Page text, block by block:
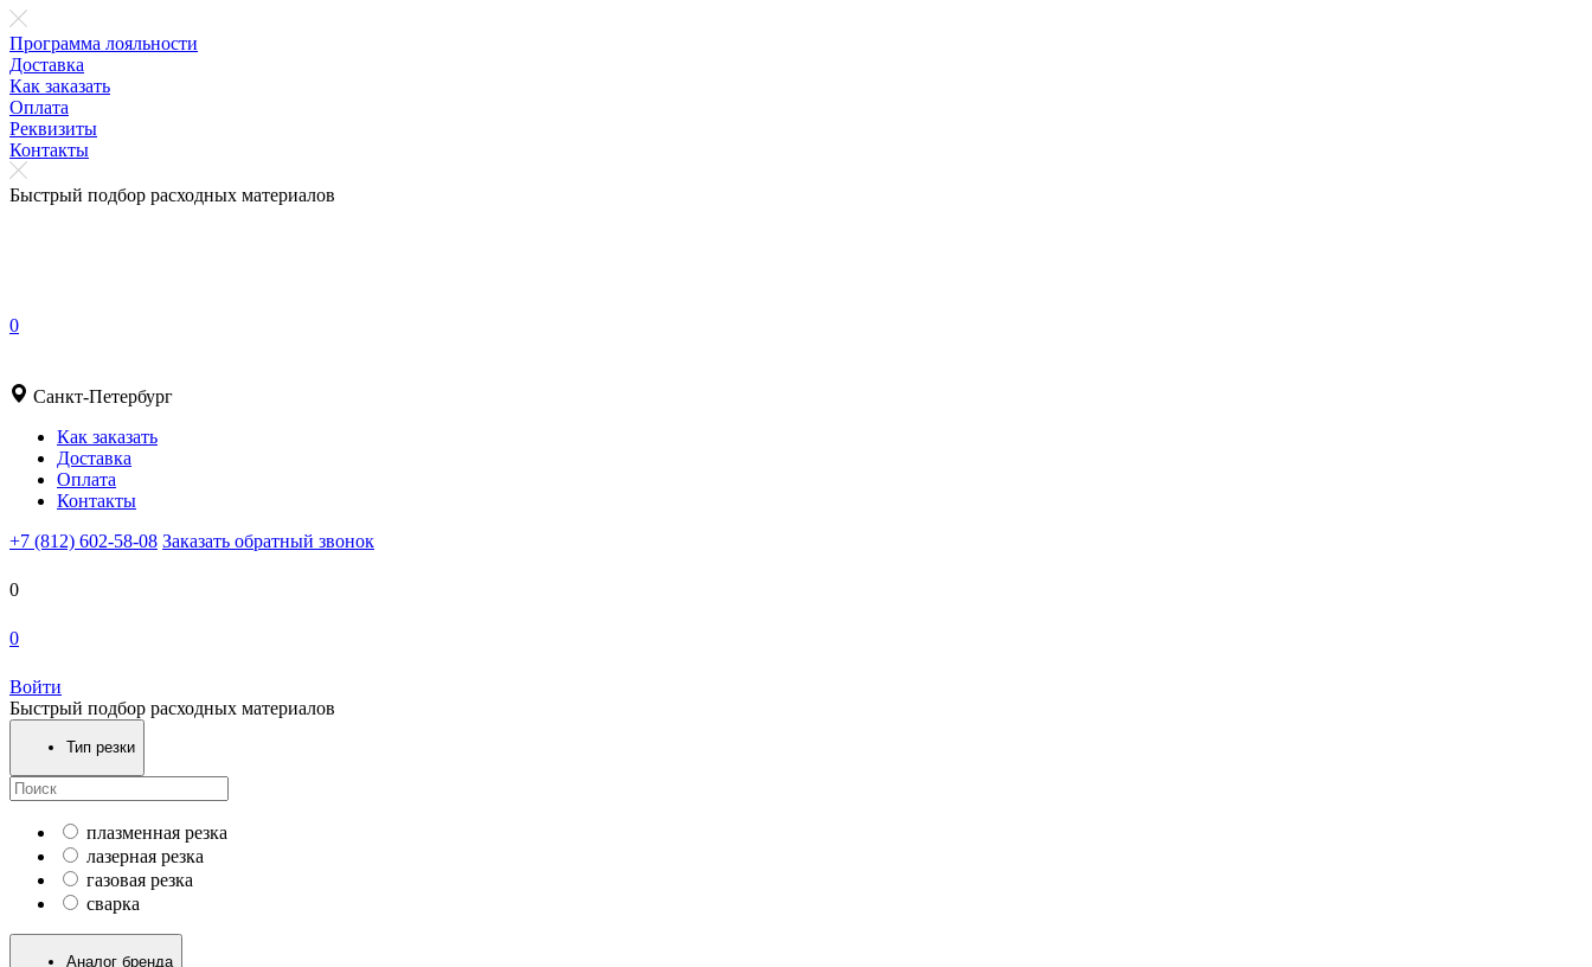
Программа лояльности
Доставка
Как заказать
Оплата
Реквизиты
Контакты
Быстрый подбор расходных материалов
0
Санкт-Петербург
Как заказать
Доставка
Оплата
Контакты
+7 (812) 602-58-08 Заказать обратный звонок
0
0
Войти
Быстрый подбор расходных материалов
Тип резки
плазменная резка
лазерная резка
газовая резка
сварка
Аналог бренда